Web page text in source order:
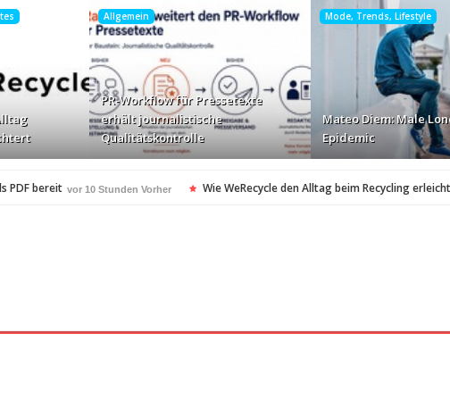
Allgemein
PR-Workflow für Pressetexte
erhält journalistische
Qualitätskontrolle
Mode, Trends, Lifestyle
Mateo Diem: Male
Epidemic
PDF bereit vor 10 Stunden Vorher Wie WeRecycle den Alltag beim Recycling
Europas für Extreme Platform ONE